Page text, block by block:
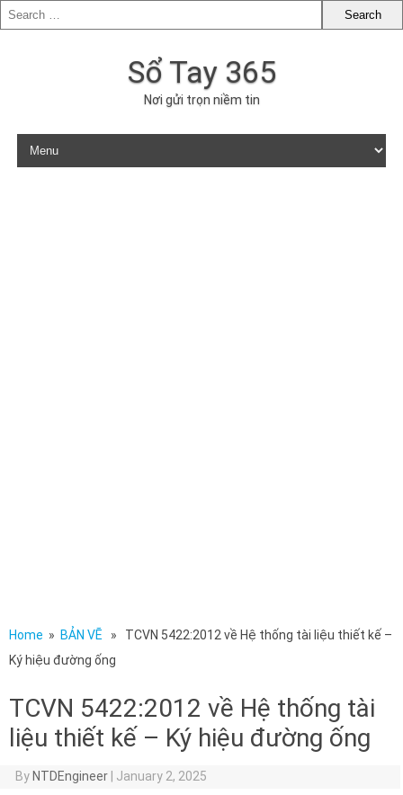
Sổ Tay 365
Nơi gửi trọn niềm tin
Skip to content
Home » BẢN VẼ » TCVN 5422:2012 về Hệ thống tài liệu thiết kế –
Ký hiệu đường ống
TCVN 5422:2012 về Hệ thống tài
liệu thiết kế – Ký hiệu đường ống
ByNTDEngineer | January 2, 2025